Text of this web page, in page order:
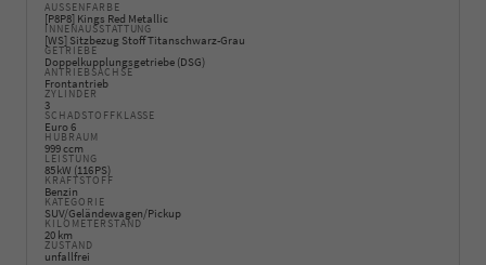
AUSSENFARBE
[P8P8] Kings Red Metallic
INNENAUSSTATTUNG
[WS] Sitzbezug Stoff Titanschwarz-Grau
GETRIEBE
Doppelkupplungsgetriebe (DSG)
ANTRIEBSACHSE
Frontantrieb
ZYLINDER
3
SCHADSTOFFKLASSE
Euro 6
HUBRAUM
999 ccm
LEISTUNG
85 kW (116 PS)
KRAFTSTOFF
Benzin
KATEGORIE
SUV/Geländewagen/Pickup
KILOMETERSTAND
20 km
ZUSTAND
unfallfrei